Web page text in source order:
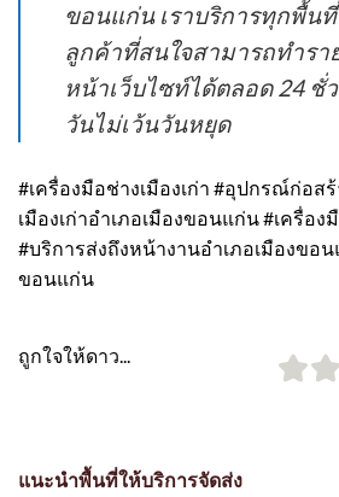
ขอนแก่น เราบริการทุกพื้น
ลูกค้าที่สนใจสามารถทำรา
หน้าเว็บไซท์ได้ตลอด 24 ชั่
วันไม่เว้นวันหยุด
#เครื่องมือช่างเมืองเก่า #อุปกรณ์ก่อสร้
เมืองเก่าอำเภอเมืองขอนแก่น #เครื่อ
#บริการส่งถึงหน้างานอำเภอเมืองขอ
ขอนแก่น
ถูกใจให้ดาว...
แนะนำพื้นที่ให้บริการจัดส่ง